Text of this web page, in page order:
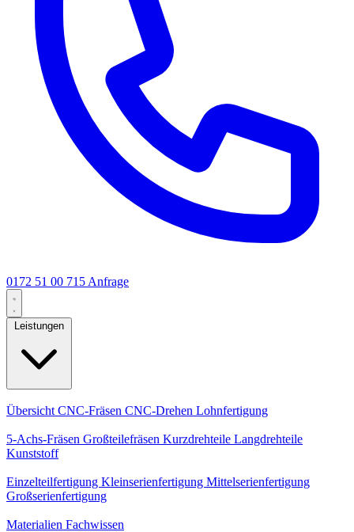
0172 51 00 715 Anfrage
Leistungen
Übersicht CNC-Fräsen CNC-Drehen Lohnfertigung
5-Achs-Fräsen Großteilefräsen Kurzdrehteile Langdrehteile
Kunststoff
Einzelteilfertigung Kleinserienfertigung Mittelserienfertigung
Großserienfertigung
Materialien Fachwissen